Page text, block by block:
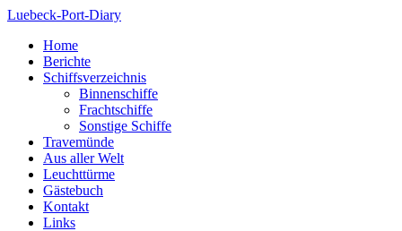
Luebeck-Port-Diary
Home
Berichte
Schiffsverzeichnis
Binnenschiffe
Frachtschiffe
Sonstige Schiffe
Travemünde
Aus aller Welt
Leuchttürme
Gästebuch
Kontakt
Links